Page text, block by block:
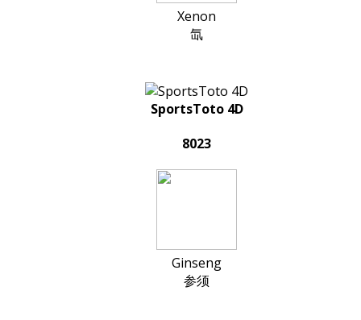
Xenon
氙
SportsToto 4D
8023
Ginseng
参须